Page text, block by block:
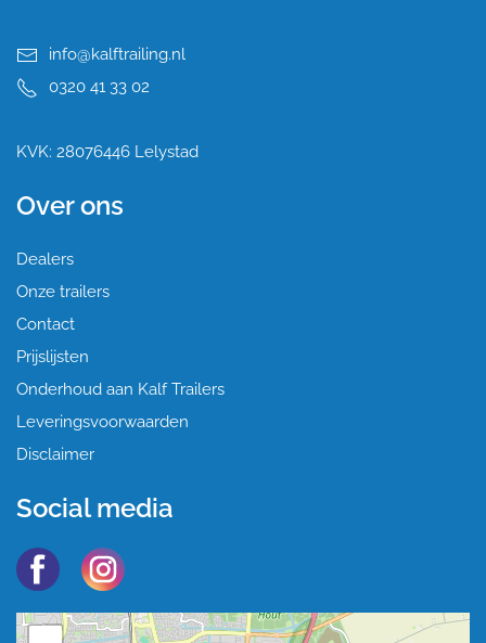
info@kalftrailing.nl
0320 41 33 02
KVK: 28076446 Lelystad
Over ons
Dealers
Onze trailers
Contact
Prijslijsten
Onderhoud aan Kalf Trailers
Leveringsvoorwaarden
Disclaimer
Social media